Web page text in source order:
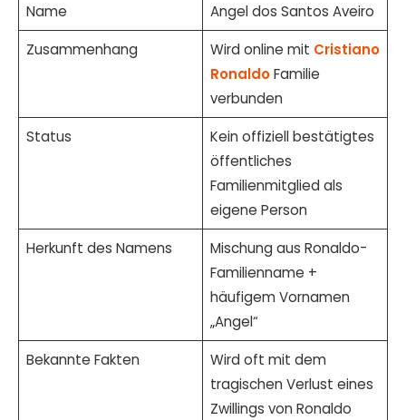
Name
Angel dos Santos Aveiro
Zusammenhang
Wird online mit Cristiano
RonaldoFamilie
verbunden
Status
Kein offiziell bestätigtes
öffentliches
Familienmitglied als
eigene Person
Herkunft des Namens
Mischung aus Ronaldo-
Familienname +
häufigem Vornamen
„Angel“
Bekannte Fakten
Wird oft mit dem
tragischen Verlust eines
Zwillings von Ronaldo